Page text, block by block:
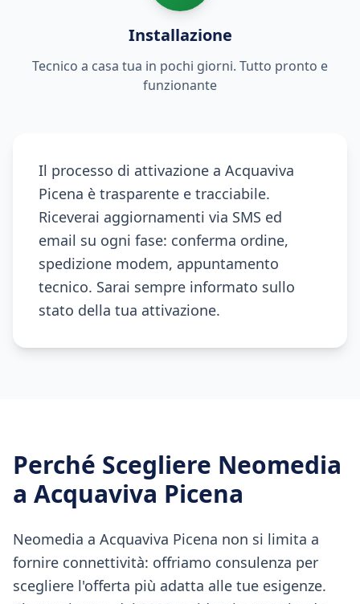
Installazione
Tecnico a casa tua in pochi giorni. Tutto pronto e
funzionante
Il processo di attivazione a Acquaviva
Picena è trasparente e tracciabile.
Riceverai aggiornamenti via SMS ed
email su ogni fase: conferma ordine,
spedizione modem, appuntamento
tecnico. Sarai sempre informato sullo
stato della tua attivazione.
Perché Scegliere Neomedia
a Acquaviva Picena
Neomedia a Acquaviva Picena non si limita a
fornire connettività: offriamo consulenza per
scegliere l'offerta più adatta alle tue esigenze.